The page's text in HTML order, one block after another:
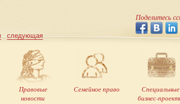
следующая
Поделитесь
Правовые
новости
Семейное право
Специальные
бизнес-